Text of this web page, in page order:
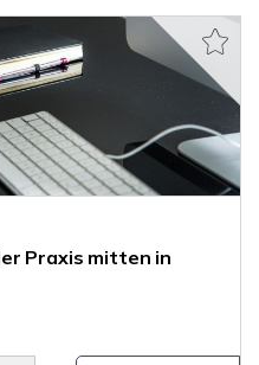
Praxis mitten in